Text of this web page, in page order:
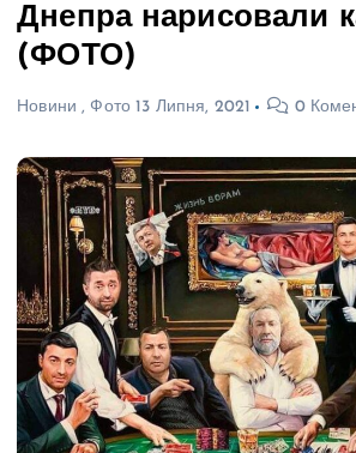
Днепра нарисовали
(ФОТО)
Новини , Фото 13 Липня, 2021 0